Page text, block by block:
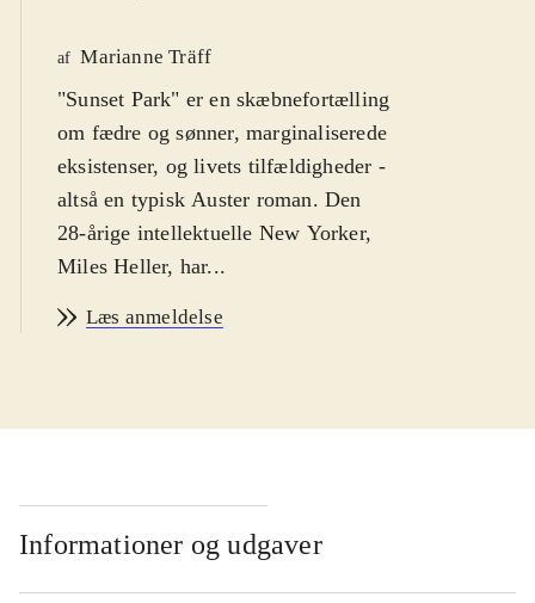
af Marianne Träff
"Sunset Park" er en skæbnefortælling
om fædre og sønner, marginaliserede
eksistenser, og livets tilfældigheder -
altså en typisk Auster roman. Den
28-årige intellektuelle New Yorker,
Miles Heller, har...
Læs anmeldelse
Informationer og udgaver